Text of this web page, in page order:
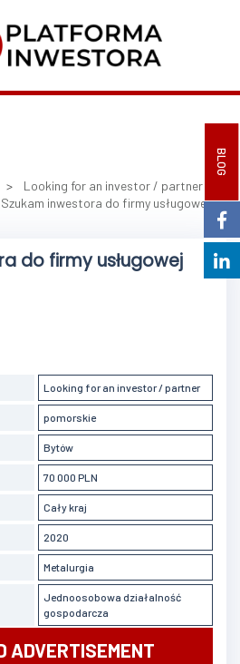
BLOG
> Looking for an investor / partner
Szukam inwestora do firmy usługowej
do firmy usługowej
Looking for an investor / partner
pomorskie
Bytów
70 000 PLN
Cały kraj
2020
Metalurgia
Jednoosobowa działalność
gospodarcza
ADVERTISEMENT